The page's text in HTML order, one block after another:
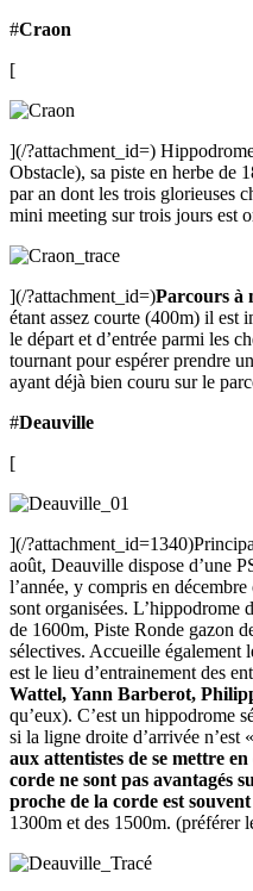
#Craon
[
](/?attachment_id=)
Obstacle), sa piste en herbe de
par an dont les trois glorieuses
mini meeting sur trois jours est
](/?attachment_id=)Parcours à
étant assez courte (400m) il est
le départ et d’entrée parmi les
tournant pour espérer prendre
ayant déjà bien couru sur le
#Deauville
[
](/
août, Deauville dispose d’une
l’année, y compris en
sont organisées. L’hippodrome
de 1600m, Piste Ronde gazon
sélectives. Accueille également
est le lieu d’entrainement des
Wattel, Yann Barberot,
qu’eux). C’est un hippodrome
si la ligne droite d’arrivée n’est
aux attentistes de se mettre en
corde ne sont pas avantagés
proche de la corde est
1300m et des 1500m. (préférer